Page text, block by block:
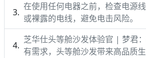
在使用任何电器之前，检查电源
或裸露的电线，避免电击风险。
芝华仕头等舱沙发体验官 | 梦君
有需求，头等舱沙发带来高品质